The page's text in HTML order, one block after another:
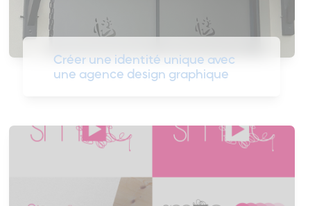
Créer une identité unique avec
une agence design graphique